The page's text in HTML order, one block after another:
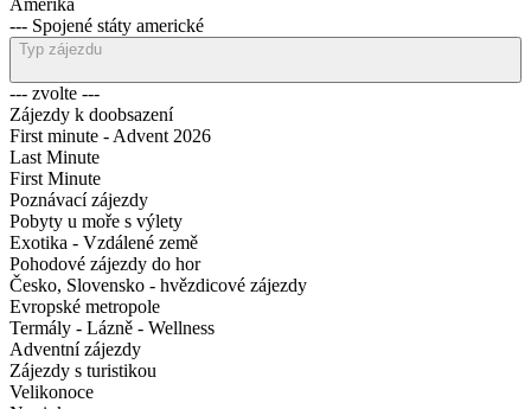
--- Maroko
Amerika
--- Spojené státy americké
--- zvolte ---
Zájezdy k doobsazení
First minute - Advent 2026
Last Minute
First Minute
Poznávací zájezdy
Pobyty u moře s výlety
Exotika - Vzdálené země
Pohodové zájezdy do hor
Česko, Slovensko - hvězdicové zájezdy
Evropské metropole
Termály - Lázně - Wellness
Adventní zájezdy
Zájezdy s turistikou